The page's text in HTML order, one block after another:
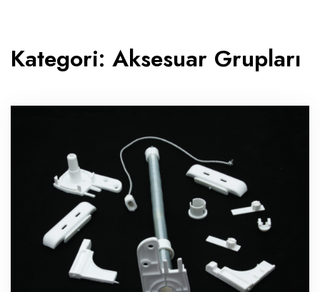
Kategori: Aksesuar Grupları